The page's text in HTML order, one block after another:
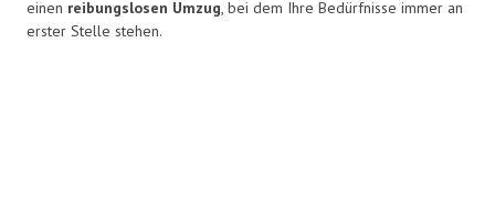
einen reibungslosen Umzug, bei dem Ihre Bedürfnisse immer an
erster Stelle stehen.